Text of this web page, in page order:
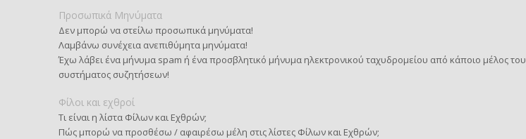
Προσωπικά Μηνύματα
Δεν μπορώ να στείλω προσωπικά μηνύματα!
Λαμβάνω συνέχεια ανεπιθύμητα μηνύματα!
Έχω λάβει ένα μήνυμα spam ή ένα προσβλητικό μήνυμα ηλεκτρονικού ταχυδρομείου από κάποιο μέλος του
συστήματος συζητήσεων!
Φίλοι και εχθροί
Τι είναι η λίστα Φίλων και Εχθρών;
Πώς μπορώ να προσθέσω / αφαιρέσω μέλη στις λίστες Φίλων και Εχθρών;